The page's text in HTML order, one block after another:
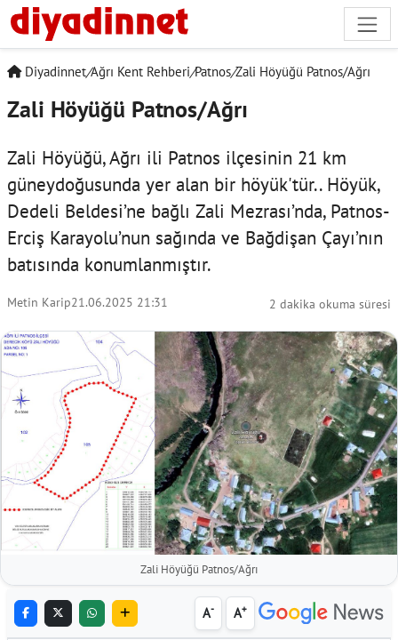
Diyadinnet/Ağrı Kent Rehberi/Patnos/Zali Höyüğü Patnos/Ağrı
Zali Höyüğü Patnos/Ağrı
Zali Höyüğü, Ağrı ili Patnos ilçesinin 21 km
güneydoğusunda yer alan bir höyük'tür.. Höyük,
Dedeli Beldesi’ne bağlı Zali Mezrası’nda, Patnos-
Erciş Karayolu’nun sağında ve Bağdişan Çayı’nın
batısında konumlanmıştır.
Metin Karip21.06.2025 21:31 2 dakika okuma süresi
Zali Höyüğü Patnos/Ağrı
A- A+